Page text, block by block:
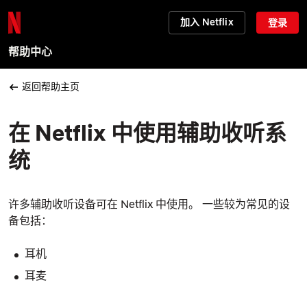
加入 Netflix 登录
帮助中心
返回帮助主页
在 Netflix 中使用辅助收听系
统
许多辅助收听设备可在 Netflix 中使用。 一些较为常见的设
备包括：
耳机
耳麦